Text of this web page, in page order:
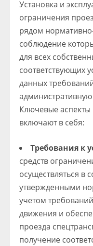
Установка и
ограничения
рядом
соблюдение
для всех
соответствующих
данных
административную
Ключевые аспекты
включают в себя:
Требования к
средств
осуществляться в
утвержденными
учетом
движения и
проезда
получение